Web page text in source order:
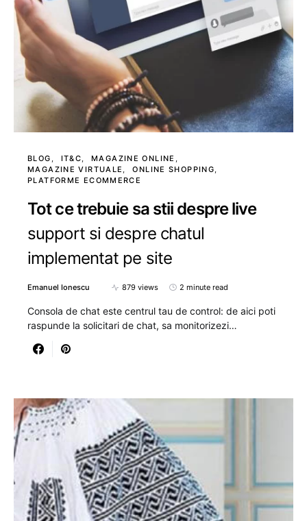
BLOG IT&C
MAGAZINE ONLINE
MAGAZINE VIRTUALE
ONLINE SHOPPING
PLATFORME ECOMMERCE
Tot ce trebuie sa stii despre live
support si despre chatul
implementat pe site
Emanuel Ionescu 879 views 2 minute read
Consola de chat este centrul tau de control: de aici poti
raspunde la solicitari de chat, sa monitorizezi…